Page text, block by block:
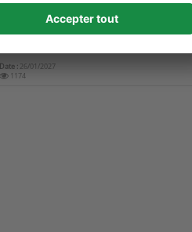
Date :26/01/2027
1174